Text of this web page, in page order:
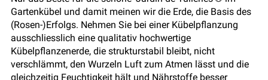
Gartenkübel und damit meinen wir die Erde, die Basis des
(Rosen-)Erfolgs. Nehmen Sie bei einer Kübelpflanzung
ausschliesslich eine qualitativ hochwertige
Kübelpflanzenerde, die strukturstabil bleibt, nicht
verschlämmt, den Wurzeln Luft zum Atmen lässt und die
gleichzeitig Feuchtigkeit hält und Nährstoffe besser